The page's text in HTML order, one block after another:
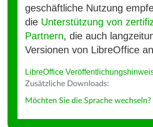
geschäftliche Nutzung
die Unterstützung von
Partnern, die auch
Versionen von LibreOffice
LibreOffice
Zusätzliche Downloads:
Möchten Sie die Sprache wechseln?